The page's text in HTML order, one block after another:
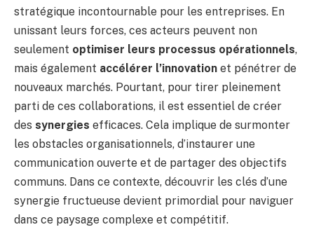
stratégique incontournable pour les entreprises. En
unissant leurs forces, ces acteurs peuvent non
seulement optimiser leurs processus opérationnels,
mais également accélérer l’innovation et pénétrer de
nouveaux marchés. Pourtant, pour tirer pleinement
parti de ces collaborations, il est essentiel de créer
des synergies efficaces. Cela implique de surmonter
les obstacles organisationnels, d’instaurer une
communication ouverte et de partager des objectifs
communs. Dans ce contexte, découvrir les clés d’une
synergie fructueuse devient primordial pour naviguer
dans ce paysage complexe et compétitif.